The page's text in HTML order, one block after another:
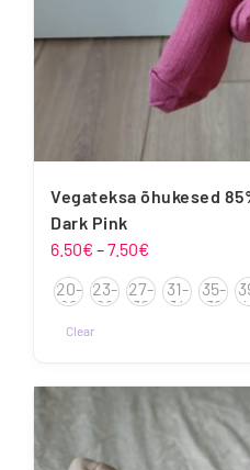
Vegateksa õhukesed
Dark Pink
6.50€ –7.50€
6.50€
kuni
20-
22
23-
26
27-
30
31-
34
35-
38
Clear